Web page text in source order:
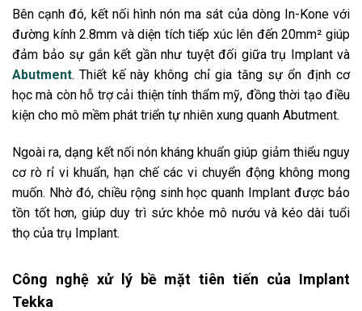
Bên cạnh đó, kết nối hình nón ma sát của dòng In-Kone với
đường kính 2.8mm và diện tích tiếp xúc lên đến 20mm² giúp
đảm bảo sự gắn kết gần như tuyệt đối giữa trụ Implant và
Abutment. Thiết kế này không chỉ gia tăng sự ổn định cơ
học mà còn hỗ trợ cải thiện tính thẩm mỹ, đồng thời tạo điều
kiện cho mô mềm phát triển tự nhiên xung quanh Abutment.
Ngoài ra, dạng kết nối nón kháng khuẩn giúp giảm thiểu nguy
cơ rò rỉ vi khuẩn, hạn chế các vi chuyển động không mong
muốn. Nhờ đó, chiều rộng sinh học quanh Implant được bảo
tồn tốt hơn, giúp duy trì sức khỏe mô nướu và kéo dài tuổi
thọ của trụ Implant.
Công nghệ xử lý bề mặt tiên tiến của Implant
Tekka